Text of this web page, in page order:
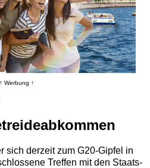
↑ Werbung ↑
sich derzeit zum G20-Gipfel in
Treffen mit den Staats-